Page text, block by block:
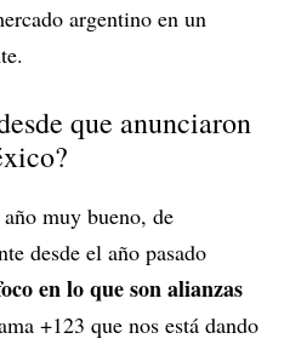
argentino en un
que anunciaron
muy bueno, de
desde el año pasado
en lo que son alianzas
+123 que nos está dando